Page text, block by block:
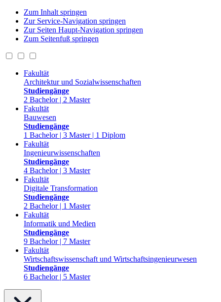
Zum Inhalt springen
Zur Service-Navigation springen
Zur Seiten Haupt-Navigation springen
Zum Seitenfuß springen
Fakultät
Architektur und Sozialwissenschaften
Studiengänge
2 Bachelor | 2 Master
Fakultät
Bauwesen
Studiengänge
1 Bachelor | 3 Master | 1 Diplom
Fakultät
Ingenieurwissenschaften
Studiengänge
4 Bachelor | 3 Master
Fakultät
Digitale Transformation
Studiengänge
2 Bachelor | 1 Master
Fakultät
Informatik und Medien
Studiengänge
9 Bachelor | 7 Master
Fakultät
Wirtschaftswissenschaft und Wirtschaftsingenieurwesen
Studiengänge
6 Bachelor | 5 Master